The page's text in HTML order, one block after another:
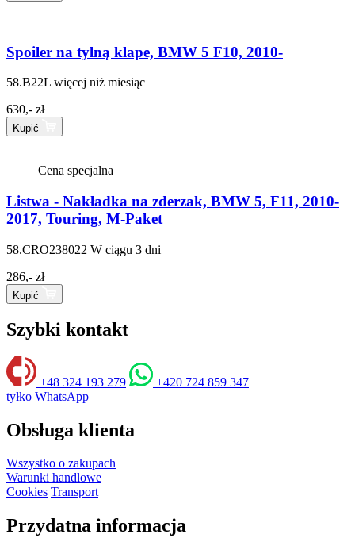
Spoiler na tylną klape, BMW 5 F10, 2010-
58.B22L więcej niż miesiąc
630,- zł
Kupić
Cena specjalna
Listwa - Nakładka na zderzak, BMW 5, F11, 2010-
2017, Touring, M-Paket
58.CRO238022 W ciągu 3 dni
286,- zł
Kupić
Szybki kontakt
+48 324 193 279
+420 724 859 347
tyłko WhatsApp
Obsługa klienta
Wszystko o zakupach
Warunki handlowe
Cookies Transport
Przydatna informacja